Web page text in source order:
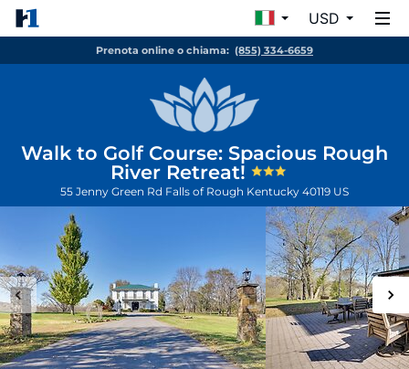
USD
Prenota online o chiama: (855) 334-6659
Walk to Golf Course: Spacious Rough
River Retreat!
55 Jenny Green Rd Falls of Rough Kentucky 40119 US